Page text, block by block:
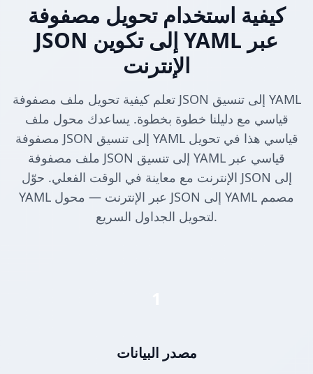
كيفية استخدام تحويل مصفوفة
JSON إلى تكوين YAML عبر
الإنترنت
تعلم كيفية تحويل ملف مصفوفة JSON إلى تنسيق YAML
قياسي مع دليلنا خطوة بخطوة. يساعدك محول ملف
مصفوفة JSON إلى تنسيق YAML قياسي هذا في تحويل
ملف مصفوفة JSON إلى تنسيق YAML قياسي عبر
الإنترنت مع معاينة في الوقت الفعلي. حوّل JSON إلى
YAML عبر الإنترنت — محول JSON إلى YAML مصمم
لتحويل الجداول السريع.
مصدر البيانات